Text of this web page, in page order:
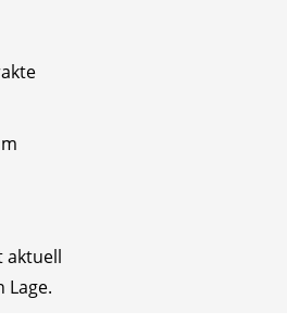
aktuell
Lage.